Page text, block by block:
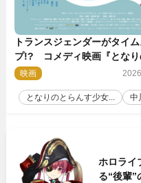
トランスジェンダーがタイ
プ!? コメディ映画『となり
す少女ちゃん』11.7公開決定
映画
となりのとらんす少女... 中
ホロライ
る“後輩”